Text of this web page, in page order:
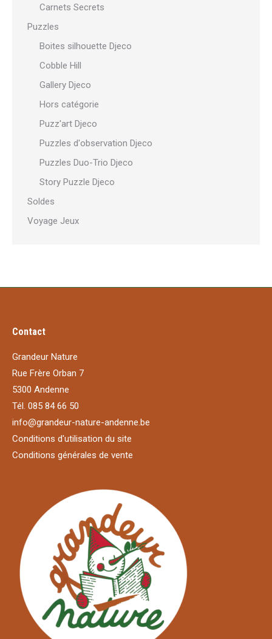
Carnets Secrets
Puzzles
Boites silhouette Djeco
Cobble Hill
Gallery Djeco
Hors catégorie
Puzz'art Djeco
Puzzles d'observation Djeco
Puzzles Duo-Trio Djeco
Story Puzzle Djeco
Soldes
Voyage Jeux
Contact
Grandeur Nature
Rue Frère Orban 7
5300 Andenne
Tél. 085 84 66 50
info@grandeur-nature-andenne.be
Conditions d'utilisation du site
Conditions générales de vente